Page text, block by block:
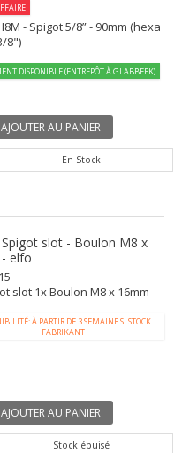
- Spigot 5/8” - 90mm (hexa
8")
DISPONIBLE (ENTREPÔT À GLABBEEK)
AJOUTER AU PANIER
En Stock
Spigot slot - Boulon M8 x
elfo
slot 1x Boulon M8 x 16mm
À PARTIR DE 3 SEMAINE SI STOCK
FABRIKANT
AJOUTER AU PANIER
Stock épuisé